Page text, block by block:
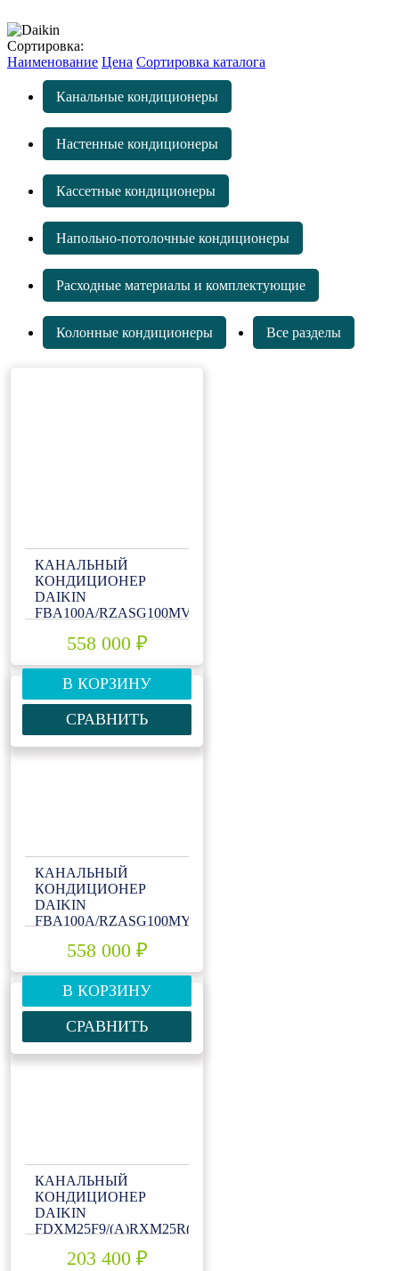
Сортировка:
Наименование Цена Сортировка каталога
Канальные кондиционеры
Настенные кондиционеры
Кассетные кондиционеры
Напольно-потолочные кондиционеры
Расходные материалы и комплектующие
Колонные кондиционеры Все разделы
КАНАЛЬНЫЙ
КОНДИЦИОНЕР
DAIKIN
FBA100A/RZASG100MV1
558 000 ₽
В КОРЗИНУ
СРАВНИТЬ
КАНАЛЬНЫЙ
КОНДИЦИОНЕР
DAIKIN
FBA100A/RZASG100MY1
558 000 ₽
В КОРЗИНУ
СРАВНИТЬ
КАНАЛЬНЫЙ
КОНДИЦИОНЕР
DAIKIN
FDXM25F9/(A)RXM25R(9)
203 400 ₽